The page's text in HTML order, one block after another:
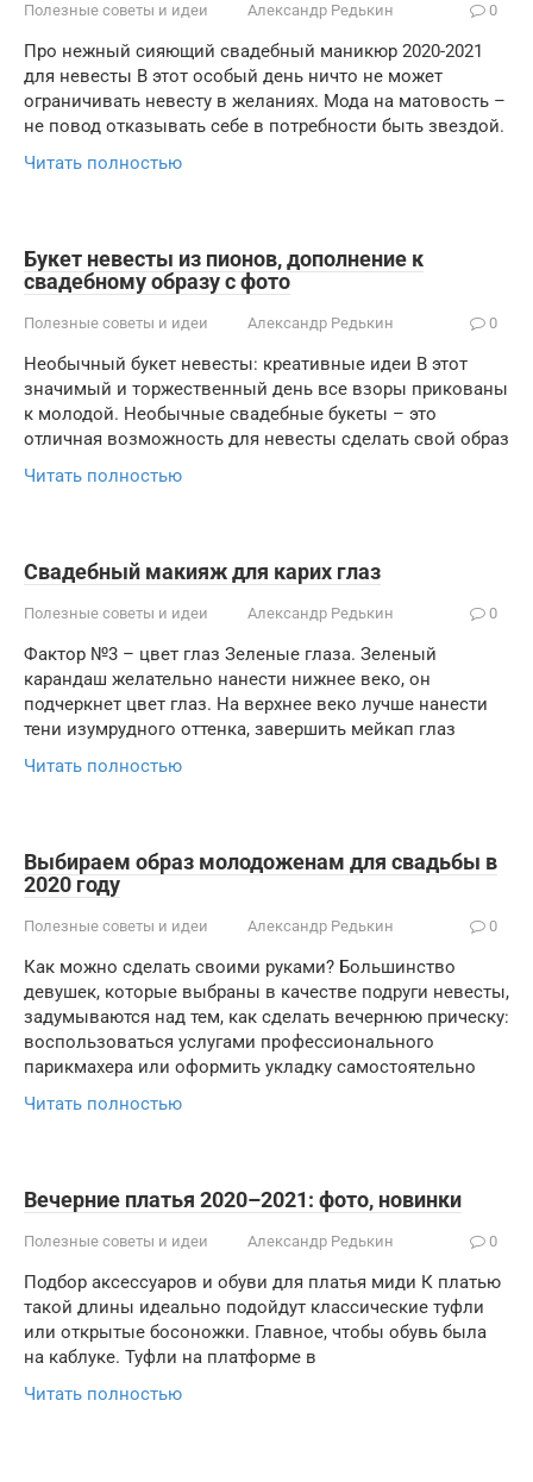
Полезные советы и идеи Александр Редькин 0
Про нежный сияющий свадебный маникюр 2020-2021
для невесты В этот особый день ничто не может
ограничивать невесту в желаниях. Мода на матовость –
не повод отказывать себе в потребности быть звездой.
Читать полностью
Букет невесты из пионов, дополнение к
свадебному образу с фото
Полезные советы и идеи Александр Редькин 0
Необычный букет невесты: креативные идеи В этот
значимый и торжественный день все взоры прикованы
к молодой. Необычные свадебные букеты – это
отличная возможность для невесты сделать свой образ
Читать полностью
Свадебный макияж для карих глаз
Полезные советы и идеи Александр Редькин 0
Фактор №3 – цвет глаз Зеленые глаза. Зеленый
карандаш желательно нанести нижнее веко, он
подчеркнет цвет глаз. На верхнее веко лучше нанести
тени изумрудного оттенка, завершить мейкап глаз
Читать полностью
Выбираем образ молодоженам для свадьбы в
2020 году
Полезные советы и идеи Александр Редькин 0
Как можно сделать своими руками? Большинство
девушек, которые выбраны в качестве подруги невесты,
задумываются над тем, как сделать вечернюю прическу:
воспользоваться услугами профессионального
парикмахера или оформить укладку самостоятельно
Читать полностью
Вечерние платья 2020–2021: фото, новинки
Полезные советы и идеи Александр Редькин 0
Подбор аксессуаров и обуви для платья миди К платью
такой длины идеально подойдут классические туфли
или открытые босоножки. Главное, чтобы обувь была
на каблуке. Туфли на платформе в
Читать полностью